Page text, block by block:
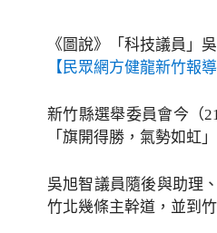
《圖說》「科技議員」
【民眾網方健龍新竹報導
新竹縣選舉委員會今（
「旗開得勝，氣勢如虹
吳旭智議員隨後與助理
竹北幾條主幹道，並到